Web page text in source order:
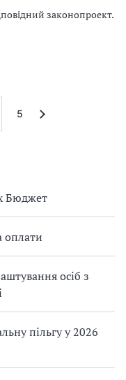
Бюджет
оплати
осіб з
пільгу у 2026
законопроект.
5